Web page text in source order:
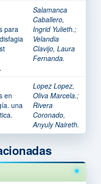
para
Salamanca
Caballero,
Ingrid Yulieth.;
Velandia
Clavijo, Laura
Fernanda.
en
una
Lopez Lopez,
Oliva Marcela.;
Rivera
Coronado,
Anyuly Naireth.